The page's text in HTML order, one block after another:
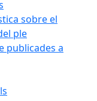
sobre el
ple
publicades a